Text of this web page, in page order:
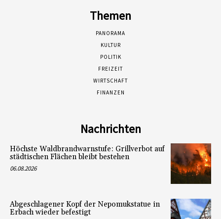
Themen
PANORAMA
KULTUR
POLITIK
FREIZEIT
WIRTSCHAFT
FINANZEN
Nachrichten
Höchste Waldbrandwarnstufe: Grillverbot auf
städtischen Flächen bleibt bestehen
06.08.2026
Abgeschlagener Kopf der Nepomukstatue in
Erbach wieder befestigt